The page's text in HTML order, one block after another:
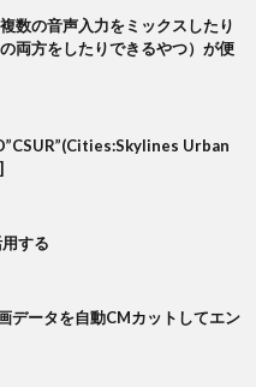
数の音声入力をミックスしたり
両方をしたりできるやつ）が便
Urban
する
ータを自動CMカットしてエン